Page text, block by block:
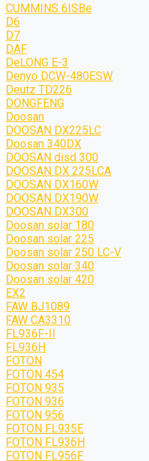
CUMMINS 6ISBe
D6
D7
DAF
DeLONG Е-3
Denyo DCW-480ESW
Deutz TD226
DONGFENG
Doosan
DOOSAN DX225LC
Doosan 340DX
DOOSAN disd 300
DOOSAN DX 225LCA
DOOSAN DX160W
DOOSAN DX190W
DOOSAN DX300
Doosan solar 180
Doosan solar 225
Doosan solar 250 LC-V
Doosan solar 340
Doosan solar 420
EX2
FAW BJ1089
FAW CA3310
FL936F-II
FL936H
FOTON
FOTON 454
FOTON 935
FOTON 936
FOTON 956
FOTON FL935E
FOTON FL936H
FOTON FL956F